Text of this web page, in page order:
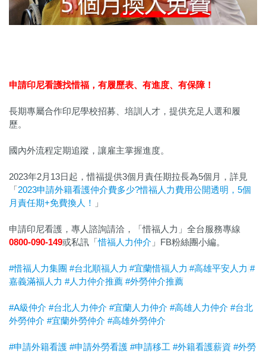
申請印尼看護找惜福， 有履歷表、有進度、有保障！
長期專屬合作印尼學校招募、培訓人才，提供充足人選和履
歷。
國內外流程定期追蹤，讓雇主掌握進度。
2023年2月13日起，惜福提供3個月責任期拉長為5個月，詳見
「2023申請外籍看護仲介費多少?惜福人力費用公開透明，5個
月責任期+免費換人！
」
申請印尼看護，專人諮詢請洽，「惜福人力」全台服務專線
0800-090-149或私訊「惜福人力仲介 」FB粉絲團小編。
#惜福人力集團 #台北順福人力 #宜蘭惜福人力 #高雄平安人力 #
嘉義滿福人力 #人力仲介推薦 #外勞仲介推薦
#A級仲介 #台北人力仲介 #宜蘭人力仲介 #高雄人力仲介 #台北
外勞仲介 #宜蘭外勞仲介 #高雄外勞仲介
#申請外籍看護 #申請外勞看護 #申請移工 #外籍看護薪資 #外勞